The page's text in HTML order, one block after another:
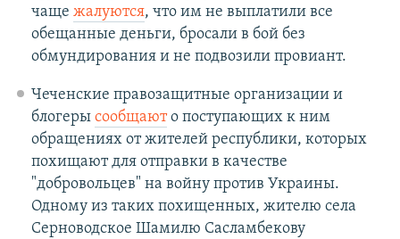
чаще жалуются, что им не выплатили все
обещанные деньги, бросали в бой без
обмундирования и не подвозили провиант.
Чеченские правозащитные организации и
блогеры сообщаюто поступающих к ним
обращениях от жителей республики, которых
похищают для отправки в качестве
"добровольцев" на войну против Украины.
Одному из таких похищенных, жителю села
Серноводское Шамилю Сасламбекову